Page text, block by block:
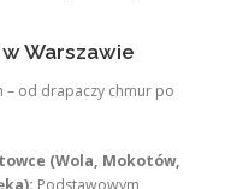
Warszawie
– od drapaczy chmur po
(Wola, Mokotów,